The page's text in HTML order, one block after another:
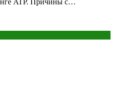
ATP. Причины с…